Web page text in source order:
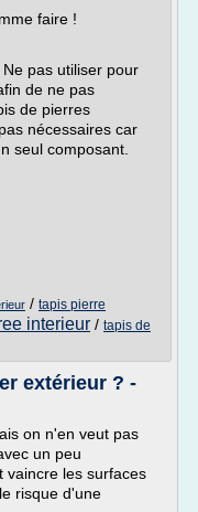
faire !
pas utiliser pour
de ne pas
de pierres
nécessaires car
seul composant.
/ tapis pierre
interieur / tapis de
extérieur ? -
on n'en veut pas
un peu
vaincre les surfaces
risque d'une